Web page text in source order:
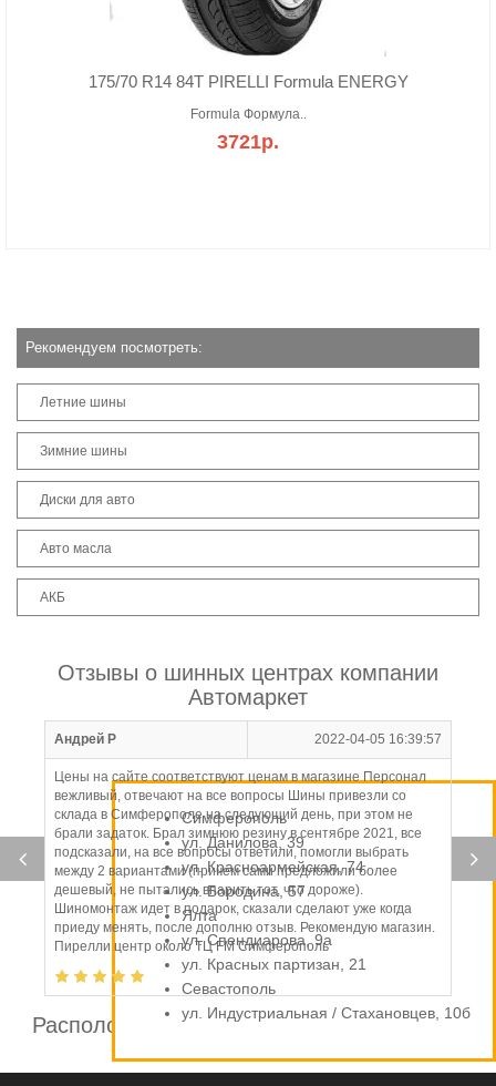
175/70 R14 84T PIRELLI Formula ENERGY
Formula Формула..
3721р.
Рекомендуем посмотреть:
Летние шины
Зимние шины
Диски для авто
Авто масла
АКБ
Отзывы о шинных центрах компании
Автомаркет
Андрей Р 2022-04-05 16:39:57
Цены на сайте соответствуют ценам в магазине Персонал
вежливый, отвечают на все вопросы Шины привезли со
склада в Симферополе на следующий день, при этом не
брали задаток. Брал зимнюю резину в сентябре 2021, все
подсказали, на все вопросы ответили, помогли выбрать
между 2 вариантами (причем сами предложили более
дешевый, не пытались впарить тот, что дороже).
Шиномонтаж идет в подарок, сказали сделают уже когда
приеду менять, после дополню отзыв. Рекомендую магазин.
Пирелли центр около ТЦ FM Симферополь
Расположение шинных центров компании
Симферополь
ул. Данилова, 39
ул. Красноармейская, 74
ул. Бородина, 57
Ялта
ул. Спендиарова, 9а
ул. Красных партизан, 21
Севастополь
ул. Индустриальная / Стахановцев, 10б